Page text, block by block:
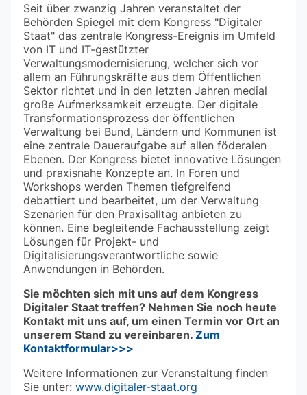
Seit über zwanzig Jahren veranstaltet der
Behörden Spiegel mit dem Kongress "Digitaler
Staat" das zentrale Kongress-Ereignis im Umfeld
von IT und IT-gestützter
Verwaltungsmodernisierung, welcher sich vor
allem an Führungskräfte aus dem Öffentlichen
Sektor richtet und in den letzten Jahren medial
große Aufmerksamkeit erzeugte. Der digitale
Transformationsprozess der öffentlichen
Verwaltung bei Bund, Ländern und Kommunen ist
eine zentrale Daueraufgabe auf allen föderalen
Ebenen. Der Kongress bietet innovative Lösungen
und praxisnahe Konzepte an. In Foren und
Workshops werden Themen tiefgreifend
debattiert und bearbeitet, um der Verwaltung
Szenarien für den Praxisalltag anbieten zu
können. Eine begleitende Fachausstellung zeigt
Lösungen für Projekt- und
Digitalisierungsverantwortliche sowie
Anwendungen in Behörden.
Sie möchten sich mit uns auf dem Kongress
Digitaler Staat treffen? Nehmen Sie noch heute
Kontakt mit uns auf, um einen Termin vor Ort an
unserem Stand zu vereinbaren.Zum
Kontaktformular>>>
Weitere Informationen zur Veranstaltung finden
Sie unter: www.digitaler-staat.org